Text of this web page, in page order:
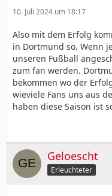
10. Juli 2024 um 18:17
Also mit dem Erfolg
in Dortmund so. Wenn
unseren Fußball
zum fan werden.
bekommen wo der
wieviele Fans uns aus
haben diese Saison ist
Geloescht
Erleuchteter